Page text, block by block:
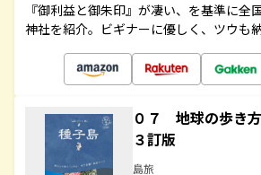
『御利益と御朱印』が凄い、を基準に全
神社を紹介。ビギナーに優しく、ツウも
０７ 地球の歩
３訂版
島旅